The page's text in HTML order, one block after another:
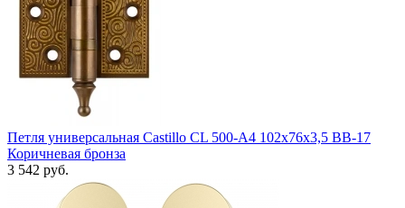
Петля универсальная Castillo CL 500-A4 102x76x3,5 BB-17
Коричневая бронза
3 542 руб.